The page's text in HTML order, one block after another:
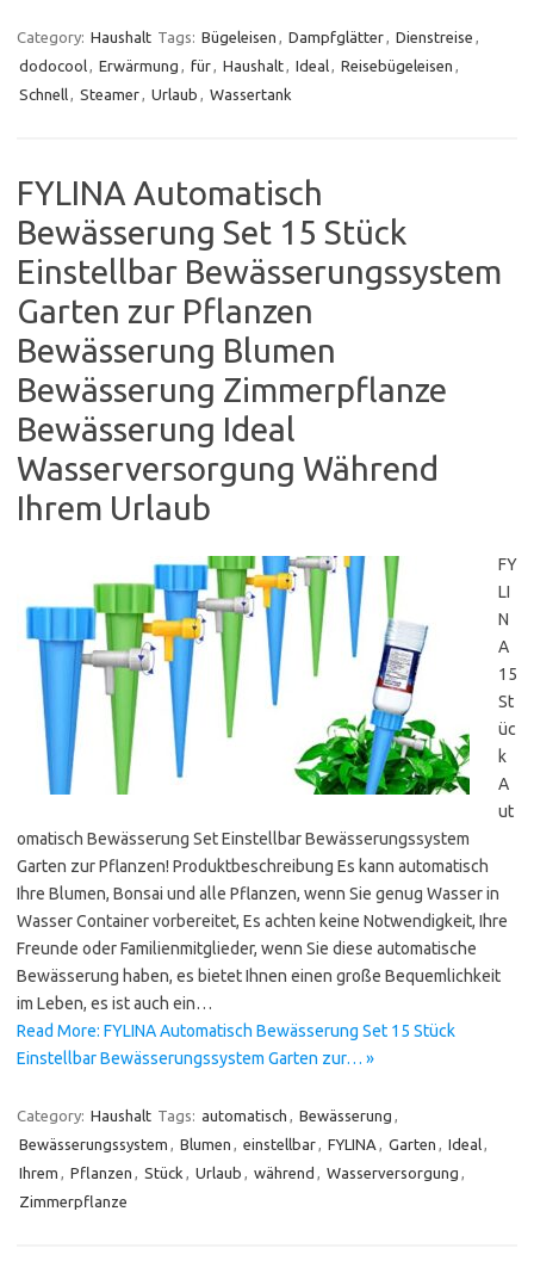
Category: Haushalt Tags: Bügeleisen , Dampfglätter, Dienstreise ,
dodocool, Erwärmung , für, Haushalt, Ideal, Reisebügeleisen ,
Schnell, Steamer, Urlaub , Wassertank
FYLINA Automatisch
Bewässerung Set 15 Stück
Einstellbar Bewässerungssystem
Garten zur Pflanzen
Bewässerung Blumen
Bewässerung Zimmerpflanze
Bewässerung Ideal
Wasserversorgung Während
Ihrem Urlaub
FY
LI
N
A
15
St
üc
k
A
ut
omatisch Bewässerung Set Einstellbar Bewässerungssystem
Garten zur Pflanzen! Produktbeschreibung Es kann automatisch
Ihre Blumen, Bonsai und alle Pflanzen, wenn Sie genug Wasser in
Wasser Container vorbereitet, Es achten keine Notwendigkeit, Ihre
Freunde oder Familienmitglieder, wenn Sie diese automatische
Bewässerung haben, es bietet Ihnen einen große Bequemlichkeit
im Leben, es ist auch ein…
Read More: FYLINA Automatisch Bewässerung Set 15 Stück
Einstellbar Bewässerungssystem Garten zur… »
Category: Haushalt Tags: automatisch , Bewässerung ,
Bewässerungssystem , Blumen , einstellbar, FYLINA , Garten , Ideal,
Ihrem , Pflanzen , Stück , Urlaub , während , Wasserversorgung ,
Zimmerpflanze